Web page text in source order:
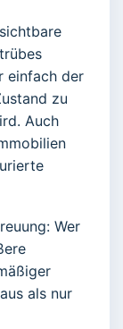
einfach der
zu
Auch
Wer
als nur